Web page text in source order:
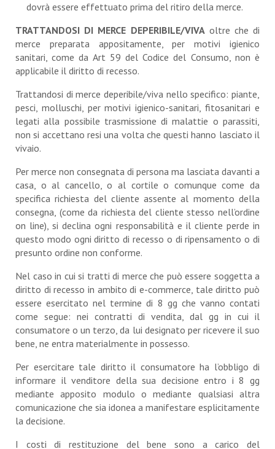
dovrà essere effettuato prima del ritiro della merce.
TRATTANDOSI DI MERCE DEPERIBILE/VIVAoltre che di
merce preparata appositamente, per motivi igienico
sanitari, come da Art 59 del Codice del Consumo, non è
applicabile il diritto di recesso.
Trattandosi di merce deperibile/viva nello specifico: piante,
pesci, molluschi, per motivi igienico-sanitari, fitosanitari e
legati alla possibile trasmissione di malattie o parassiti,
non si accettano resi una volta che questi hanno lasciato il
vivaio.
Per merce non consegnata di persona ma lasciata davanti a
casa, o al cancello, o al cortile o comunque come da
specifica richiesta del cliente assente al momento della
consegna, (come da richiesta del cliente stesso nell’ordine
on line), si declina ogni responsabilità e il cliente perde in
questo modo ogni diritto di recesso o di ripensamento o di
presunto ordine non conforme.
Nel caso in cui si tratti di merce che può essere soggetta a
diritto di recesso in ambito di e-commerce, tale diritto può
essere esercitato nel termine di 8 gg che vanno contati
come segue: nei contratti di vendita, dal gg in cui il
consumatore o un terzo, da lui designato per ricevere il suo
bene, ne entra materialmente in possesso.
Per esercitare tale diritto il consumatore ha l’obbligo di
informare il venditore della sua decisione entro i 8 gg
mediante apposito modulo o mediante qualsiasi altra
comunicazione che sia idonea a manifestare esplicitamente
la decisione.
I costi di restituzione del bene sono a carico del